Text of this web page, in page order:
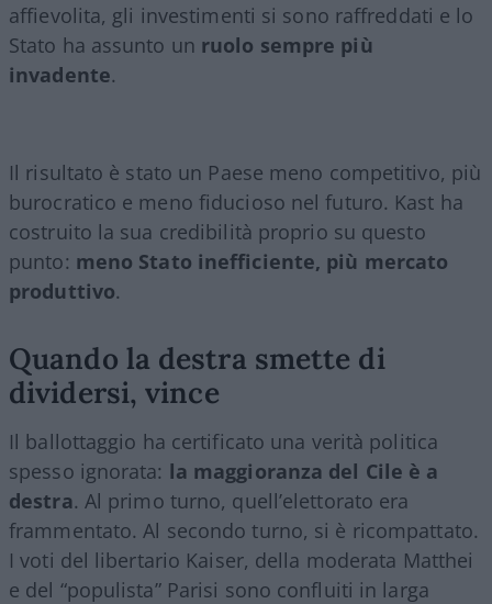
affievolita, gli investimenti si sono raffreddati e lo
Stato ha assunto un ruolo sempre più
invadente.
Il risultato è stato un Paese meno competitivo, più
burocratico e meno fiducioso nel futuro. Kast ha
costruito la sua credibilità proprio su questo
punto: meno Stato inefficiente, più mercato
produttivo.
Quando la destra smette di
dividersi, vince
Il ballottaggio ha certificato una verità politica
spesso ignorata: la maggioranza del Cile è a
destra. Al primo turno, quell’elettorato era
frammentato. Al secondo turno, si è ricompattato.
I voti del libertario Kaiser, della moderata Matthei
e del “populista” Parisi sono confluiti in larga